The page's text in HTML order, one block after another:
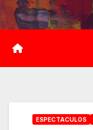
Saltar
al
contenido
ESPECTACULOS